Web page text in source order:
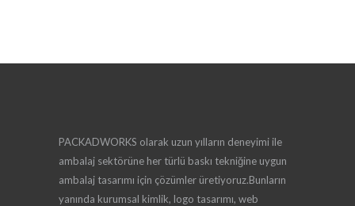
PACKADWORKS olarak uzun yılların deneyimi ile
ambalaj sektörüne her türlü baskı tekniğine uygun
ambalaj tasarımı için çözümler üretiyoruz.Bunların
yanında kurumsal kimlik, logo tasarımı, web